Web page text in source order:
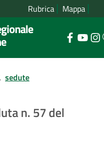
Rubrica Mappa
sedute
n. 57 del